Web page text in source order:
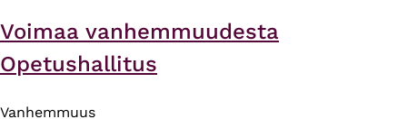
Voimaa vanhemmuudesta
Opetushallitus
Vanhemmuus